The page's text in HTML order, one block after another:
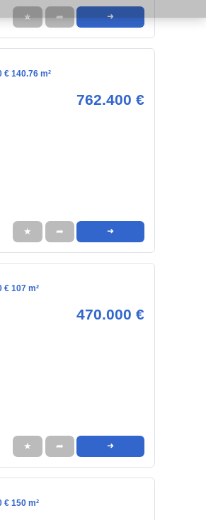
★ ➦ ➜
140.76 m²
762.400 €
★ ➦ ➜
€ 107 m²
470.000 €
★ ➦ ➜
€ 150 m²